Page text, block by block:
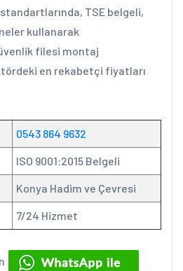
TSE belgeli,
kullanarak
filesi montaj
en rekabetçi fiyatları
0543 864 9632
ISO 9001:2015 Belgeli
Konya Hadim ve Çevresi
7/24 Hizmet